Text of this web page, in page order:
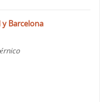
Barcelona